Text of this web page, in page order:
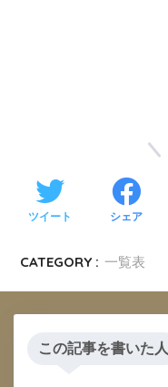
ツイート シェア
CATEGORY : 一覧表
この記事を書いた人